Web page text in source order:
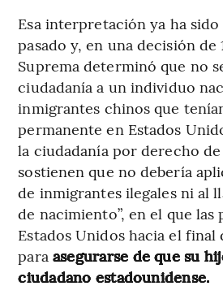
Esa interpretación ya ha
pasado y, en una decisión de
Suprema determinó que no
ciudadanía a un individuo
inmigrantes chinos que
permanente en Estados
la ciudadanía por derecho
sostienen que no debería
de inmigrantes ilegales ni al
de nacimiento”, en el que las
Estados Unidos hacia el final
para asegurarse de que su
ciudadano estadounidense.